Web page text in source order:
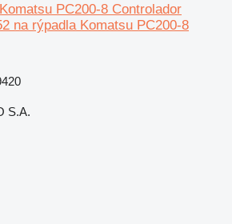
PC200-8 Controlador
na rýpadla Komatsu PC200-8
S.A.